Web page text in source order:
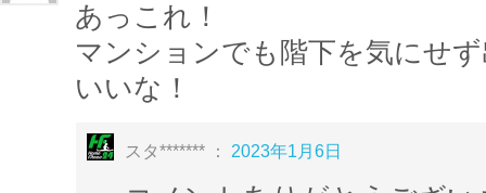
音楽に乗ってノリノリダンス!!
お部屋時間が増えても楽しく、健康に
あっこれ！
マンションでも階下を気にせ
いいな！
スタ******* ： 2023年1月6日